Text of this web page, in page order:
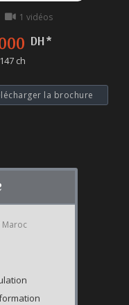
1 vidéos
DH *
147 ch
la brochure
Maroc